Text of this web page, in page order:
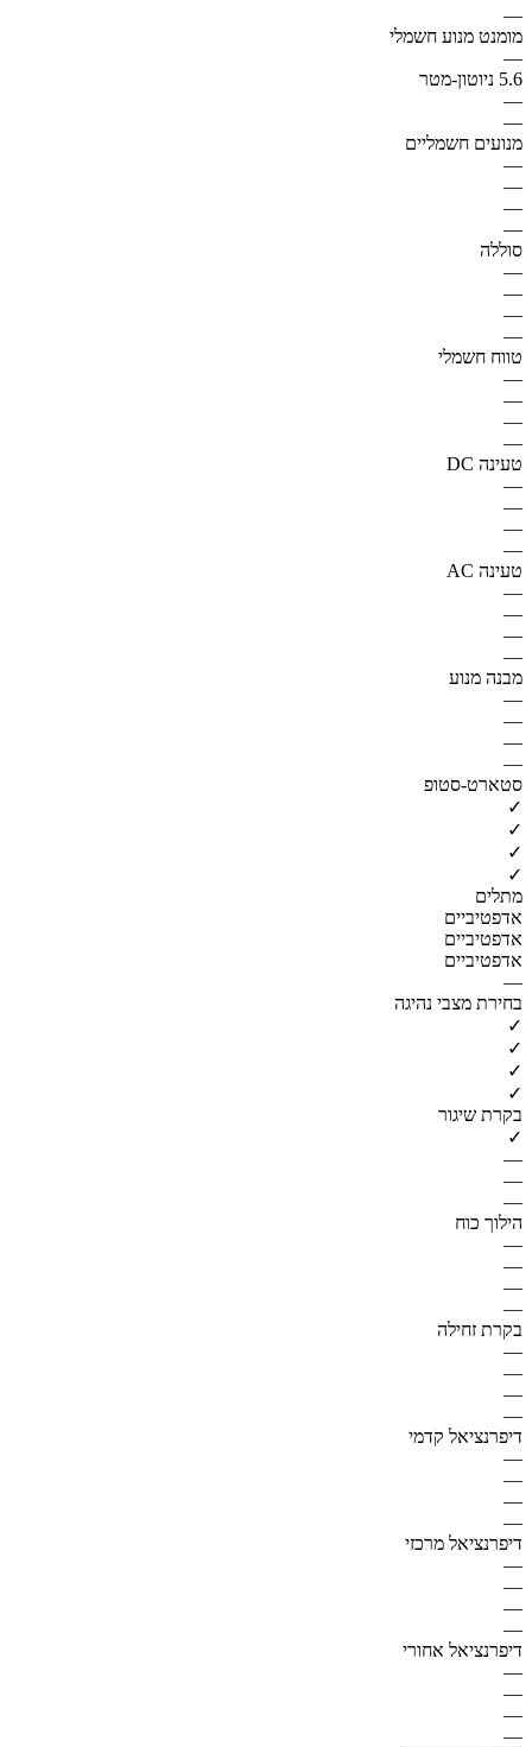
—
מומנט מנוע חשמלי
—
5.6 ניוטון-מטר
—
—
מנועים חשמליים
—
—
—
—
סוללה
—
—
—
—
טווח חשמלי
—
—
—
—
טעינה DC
—
—
—
—
טעינה AC
—
—
—
—
מבנה מנוע
—
—
—
—
סטארט-סטופ
✓
✓
✓
✓
מתלים
אדפטיביים
אדפטיביים
אדפטיביים
—
בחירת מצבי נהיגה
✓
✓
✓
✓
בקרת שיגור
✓
—
—
—
הילוך כוח
—
—
—
—
בקרת זחילה
—
—
—
—
דיפרנציאל קדמי
—
—
—
—
דיפרנציאל מרכזי
—
—
—
—
דיפרנציאל אחורי
—
—
—
—